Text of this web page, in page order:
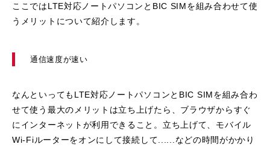
ここではLTE対応ノートパソコンとBIC SIMを組み合わせて使
うメリットについて紹介します。
通信速度が速い
なんといってもLTE対応ノートパソコンとBIC SIMを組み合わ
せて使う最大のメリットは立ち上げたら、ブラウザからすぐ
にインターネットが利用できること。立ち上げて、モバイル
Wi-Fiルーターをオンにして接続して......などの時間がかかり